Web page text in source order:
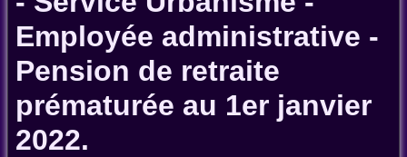
Employée administrative -
Pension de retraite
prématurée au 1er janvier
2022.